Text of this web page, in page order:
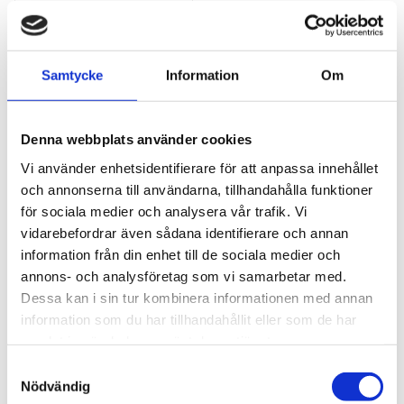
Samtycke Information Om
Denna webbplats använder cookies
Vi använder enhetsidentifierare för att anpassa innehållet
och annonserna till användarna, tillhandahålla funktioner
för sociala medier och analysera vår trafik. Vi
vidarebefordrar även sådana identifierare och annan
information från din enhet till de sociala medier och
annons- och analysföretag som vi samarbetar med.
Dessa kan i sin tur kombinera informationen med annan
information som du har tillhandahållit eller som de har
Nödvändig
THULE RAMADAPTER,
TELESKOPISK
Ramadapter för enkel
ramtyper som är svåra att